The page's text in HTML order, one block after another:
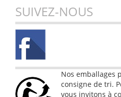
SUIVEZ-NOUS
Nos emballages
consigne de tri.
vous invitons à